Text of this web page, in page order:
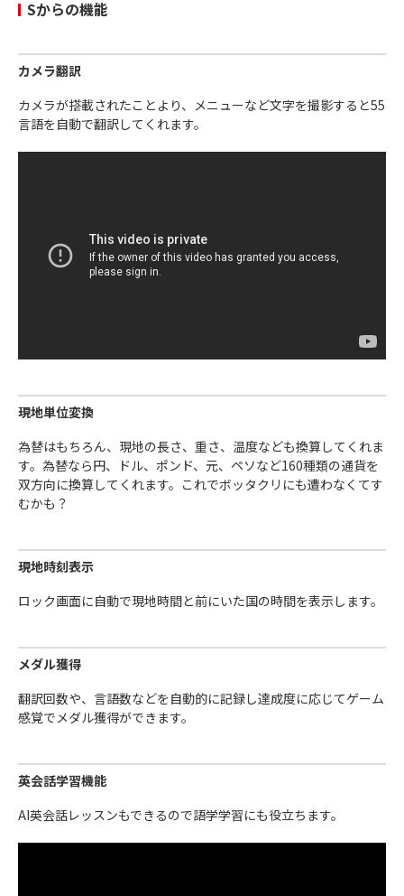
Sからの機能
カメラ翻訳
カメラが搭載されたことより、メニューなど文字を撮影すると55
言語を自動で翻訳してくれます。
現地単位変換
為替はもちろん、現地の長さ、重さ、温度なども換算してくれま
す。為替なら円、ドル、ポンド、元、ペソなど160種類の通貨を
双方向に換算してくれます。これでボッタクリにも遭わなくてす
むかも？
現地時刻表示
ロック画面に自動で現地時間と前にいた国の時間を表示します。
メダル獲得
翻訳回数や、言語数などを自動的に記録し達成度に応じてゲーム
感覚でメダル獲得ができます。
英会話学習機能
AI英会話レッスンもできるので語学学習にも役立ちます。